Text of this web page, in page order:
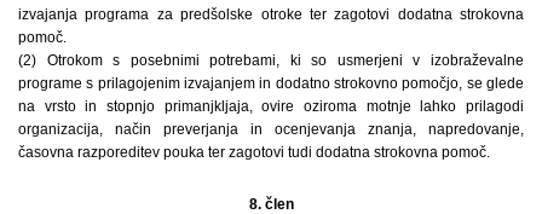
izvajanja programa za predšolske otroke ter zagotovi dodatna strokovna
pomoč.
(2) Otrokom s posebnimi potrebami, ki so usmerjeni v izobraževalne
programe s prilagojenim izvajanjem in dodatno strokovno pomočjo, se glede
na vrsto in stopnjo primanjkljaja, ovire oziroma motnje lahko prilagodi
organizacija, način preverjanja in ocenjevanja znanja, napredovanje,
časovna razporeditev pouka ter zagotovi tudi dodatna strokovna pomoč.
8. člen